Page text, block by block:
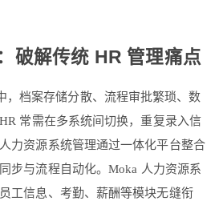
破解传统 HR 管理痛点
，档案存储分散、流程审批繁琐、数
常需在多系统间切换，重复录入信
力资源系统管理通过一体化平台整合
步与流程自动化。Moka 人力资源系
工信息、考勤、薪酬等模块无缝衔